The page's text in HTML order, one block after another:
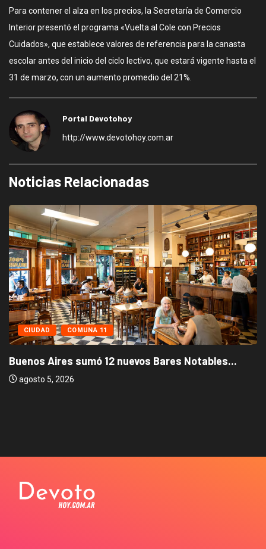
Para contener el alza en los precios, la Secretaría de Comercio
Interior presentó el programa «Vuelta al Cole con Precios
Cuidados», que establece valores de referencia para la canasta
escolar antes del inicio del ciclo lectivo, que estará vigente hasta el
31 de marzo, con un aumento promedio del 21%.
Portal Devotohoy
http://www.devotohoy.com.ar
Noticias Relacionadas
CIUDAD COMUNA 11
Buenos Aires sumó 12 nuevos Bares Notables...
agosto 5, 2026